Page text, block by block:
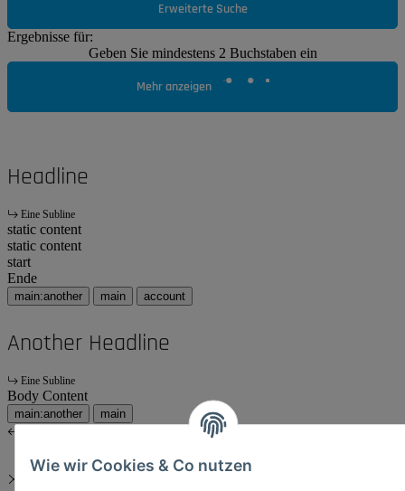
Wie wir Cookies & Co nutzen
Erweiterte Suche
Ergebnisse für:
Geben Sie mindestens 2 Buchstaben ein
Mehr anzeigen
Headline
Eine Subline
static content
static content
start
Ende
main:another main account
Another Headline
Eine Subline
Body Content
main:another main